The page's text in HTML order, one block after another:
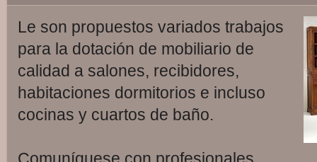
Le son propuestos variados trabajos
para la dotación de mobiliario de
calidad a salones, recibidores,
habitaciones dormitorios e incluso
cocinas y cuartos de baño.